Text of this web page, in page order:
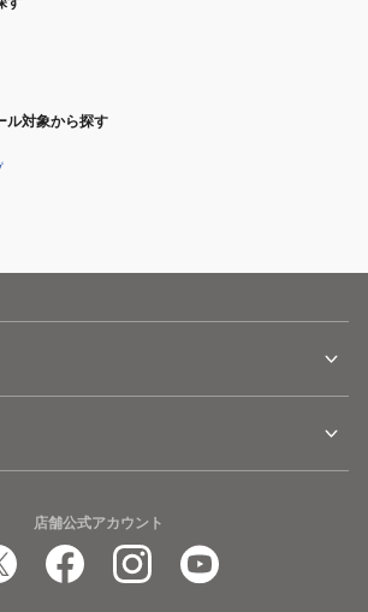
ル対象から探す
店舗公式アカウント